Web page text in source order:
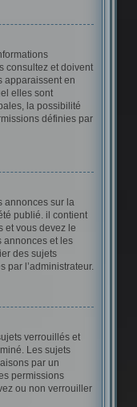
consultez et doivent
apparaissent en
elles sont
la possibilité
définies par
annonces sur la
publié. il contient
et vous devez le
annonces et les
des sujets
par l’administrateur.
verrouillés et
Les sujets
par un
permissions
ou non verrouiller